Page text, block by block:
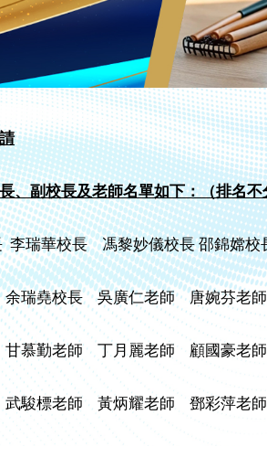
、副校長及老師名單如下：（排名
李瑞華校長 馮黎妙儀校長 邵錦嫦校
瑞堯校長 吳廣仁老師 唐婉芬老
慕勤老師 丁月麗老師 顧國豪老
駿標老師 黃炳耀老師 鄧彩萍老